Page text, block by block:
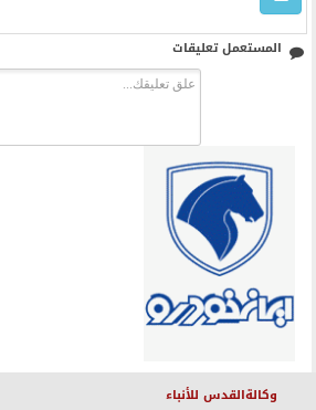
المستعمل تعليقات
وكالةالقدس للأنباء